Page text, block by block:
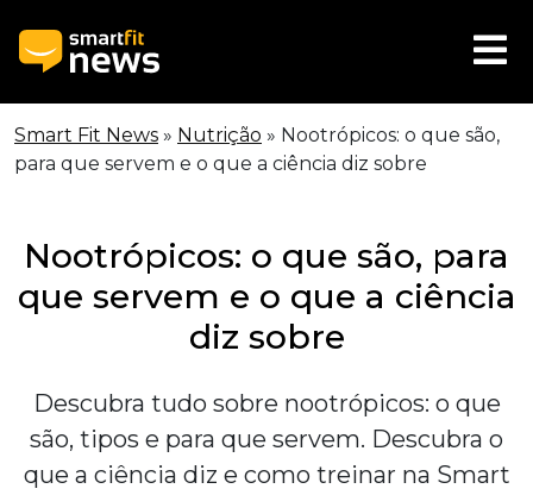
Smart Fit News » Nutrição » Nootrópicos: o que são,
para que servem e o que a ciência diz sobre
Nootrópicos: o que são, para
que servem e o que a ciência
diz sobre
Descubra tudo sobre nootrópicos: o que
são, tipos e para que servem. Descubra o
que a ciência diz e como treinar na Smart